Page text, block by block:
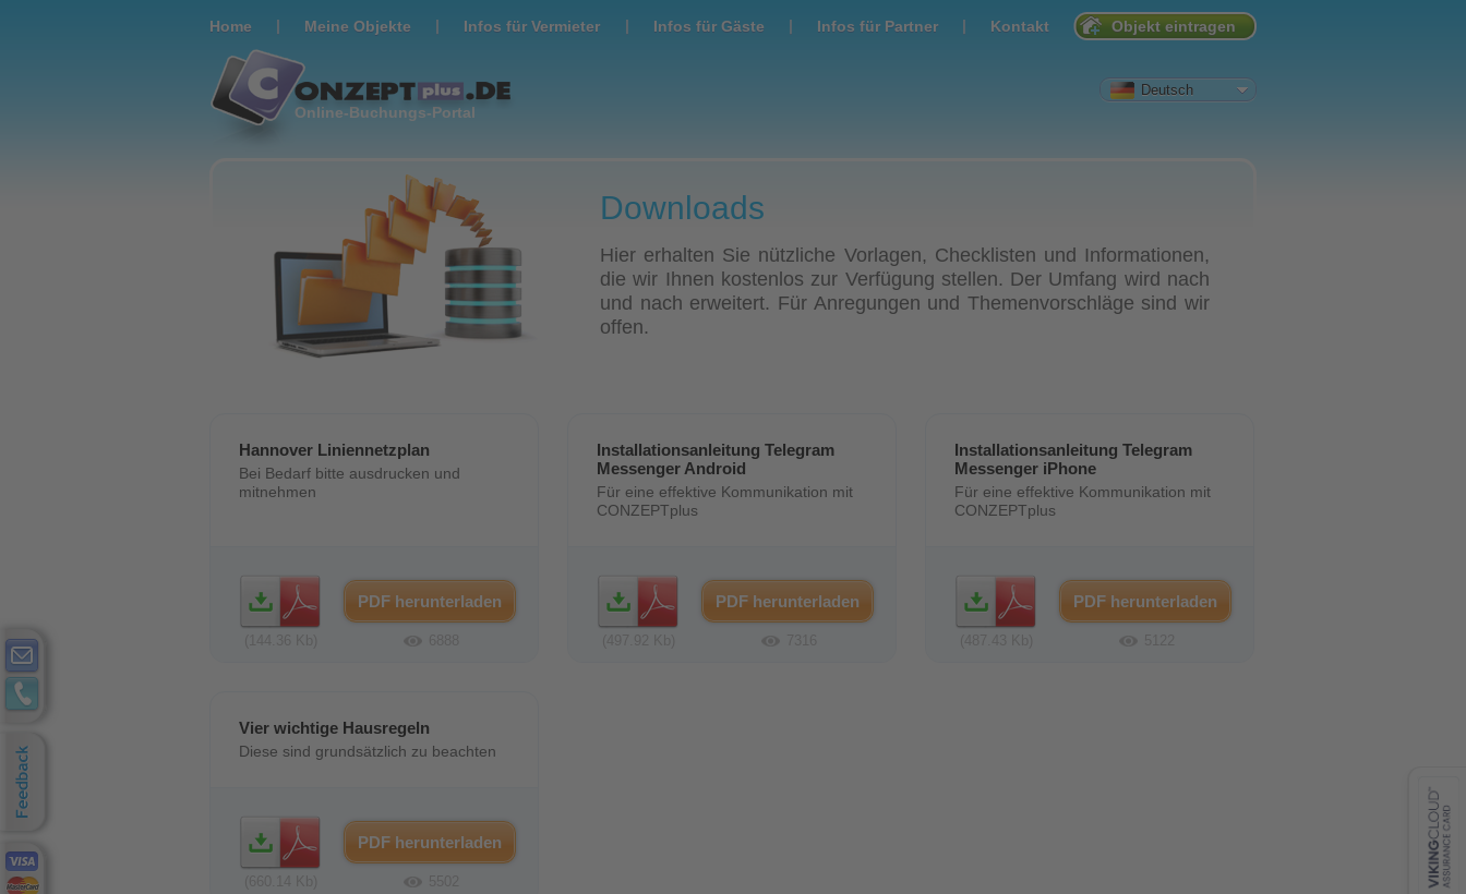
Objekt eintragen
Home | Meine Objekte | Infos für Vermieter | Infos für Gäste | Infos für Partner | Kontakt
Online-Buchungs-Portal
Deutsch
Downloads
Hier erhalten Sie nützliche Vorlagen, Checklisten und Informationen,
die wir Ihnen kostenlos zur Verfügung stellen. Der Umfang wird nach
und nach erweitert. Für Anregungen und Themenvorschläge sind wir
offen.
Hannover Liniennetzplan
Bei Bedarf bitte ausdrucken und
mitnehmen
PDF herunterladen
Installationsanleitung Telegram
Messenger Android
Für eine effektive Kommunikation mit
CONZEPTplus
PDF herunterladen
Installationsanleitung Telegram
Messenger iPhone
Für eine effektive Kommunikation mit
CONZEPTplus
PDF herunterladen
PDF herunterladen
Vier wichtige Hausregeln
Diese sind grundsätzlich zu beachten
PDF herunterladen